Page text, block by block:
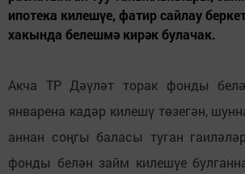
ипотека килешүе, фатир сайлау
хакында белешмә кирәк булачак.
Акча ТР Дәүләт торак фонды
январена кадәр килешү төзегән,
аннан соңгы баласы туган
фонды белән займ килешүе